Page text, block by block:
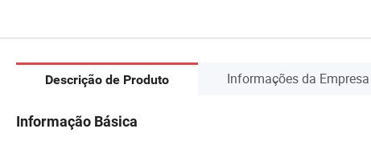
Descrição de Produto Informações da Empresa
Informação Básica